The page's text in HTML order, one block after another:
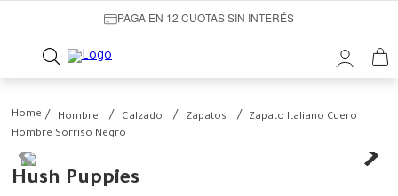
PAGA EN 12 CUOTAS SIN INTERÉS
Hombre Calzado Zapatos
Zapato Italiano Cuero
Hombre Sorriso Negro
Hush Puppies